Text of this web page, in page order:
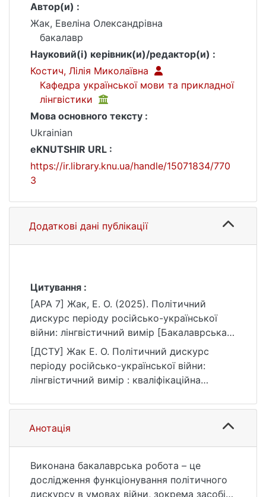
Автор(и) :
Жак, Евеліна Олександрівна
бакалавр
Науковий(і) керівник(и)/редактор(и) :
Костич, Лілія Миколаївна
Кафедра української мови та прикладної
лінгвістики
Мова основного тексту :
Ukrainian
eKNUTSHIR URL :
https://ir.library.knu.ua/handle/15071834/770
3
Додаткові дані публікації
Цитування :
[APA 7] Жак, Е. О. (2025). Політичний
дискурс періоду російсько-української
війни: лінгвістичний вимір [Бакалаврська
робота, Київський національний
університет імені Тараса Шевченка].
eKNUTSHIR.
https://ir.library.knu.ua/handle/15071834/770
3
[ДСТУ] Жак Е. О. Політичний дискурс
періоду російсько-української війни:
лінгвістичний вимір : кваліфікаційна
наук. кер. Л. М. Костич. Київ, 2025. 48 с.
URL:
https://ir.library.knu.ua/handle/15071834/770
Анотація
Виконана бакалаврська робота – це
дослідження функціонування політичного
дискурсу в умовах війни, зокрема засобів